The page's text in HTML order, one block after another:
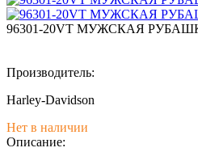
96301-20VT МУЖСКАЯ
Производитель:
Harley-Davidson
Нет в наличии
Описание: